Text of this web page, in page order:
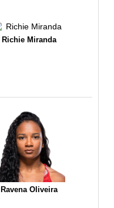
Richie Miranda
Ravena Oliveira